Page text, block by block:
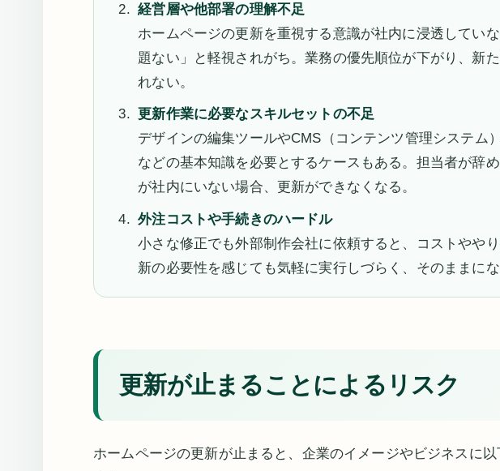
経営層や他部署の理解不足
ホームページの更新を重視する意識が社内に浸透してい
題ない」と軽視されがち。業務の優先順位が下がり、新
れない。
更新作業に必要なスキルセットの不足
デザインの編集ツールやCMS（コンテンツ管理システム
などの基本知識を必要とするケースもある。担当者が辞
が社内にいない場合、更新ができなくなる。
外注コストや手続きのハードル
小さな修正でも外部制作会社に依頼すると、コストやや
新の必要性を感じても気軽に実行しづらく、そのままにな
更新が止まることによるリスク
ホームページの更新が止まると、企業のイメージやビジネスに